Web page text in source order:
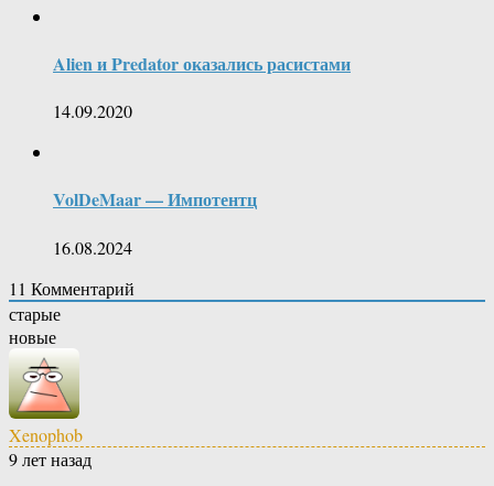
Alien и Predator оказались расистами
14.09.2020
VolDeMaar — Импотентц
16.08.2024
11 Комментарий
старые
новые
Xenophob
9 лет назад